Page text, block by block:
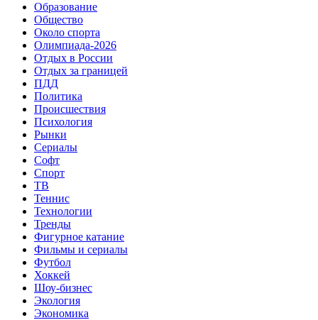
Образование
Общество
Около спорта
Олимпиада-2026
Отдых в России
Отдых за границей
ПДД
Политика
Происшествия
Психология
Рынки
Сериалы
Софт
Спорт
ТВ
Теннис
Технологии
Тренды
Фигурное катание
Фильмы и сериалы
Футбол
Хоккей
Шоу-бизнес
Экология
Экономика